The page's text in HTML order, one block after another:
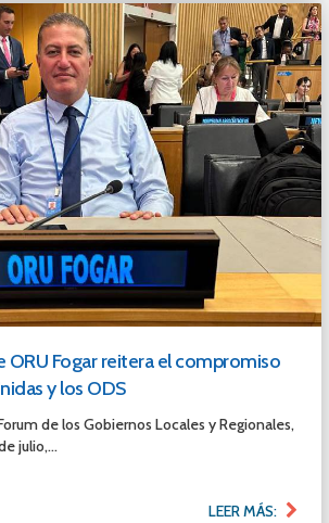
ORU Fogar reitera el compromiso
y los ODS
de los Gobiernos Locales y Regionales,
julio,...
LEER MÁS: